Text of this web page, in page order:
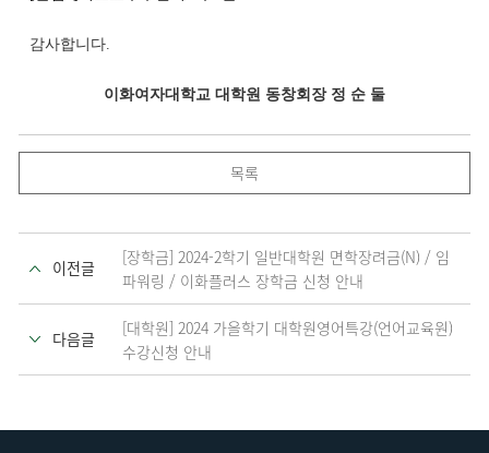
감사합니다.
이화여자대학교 대학원 동창회장 정 순 둘
목록
이전글
[장학금] 2024-2학기 일반대학원 면학장려금(N) / 임
파워링 / 이화플러스 장학금 신청 안내
다음글
[대학원] 2024 가을학기 대학원영어특강(언어교육원)
수강신청 안내